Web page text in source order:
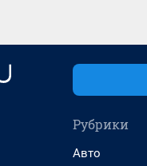
Рубрики
Авто